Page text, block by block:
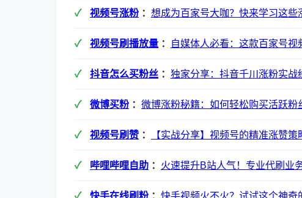
视频号涨粉 ： 想成为百家号大咖？快来学习这些
视频号刷播放量 ： 自媒体人必看：这款百家号
抖音怎么买粉丝 ： 独家分享：抖音千川涨粉实战
微博买粉 ： 微博涨粉秘籍：如何轻松购买活跃粉
视频号刷赞 ： 【实战分享】视频号的精准涨赞策
哔哩哔哩自助 ： 火速提升B站人气！专业代刷业
快手在线刷粉 ： 快手视频火不火？试试这个神奇